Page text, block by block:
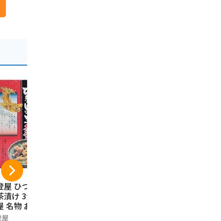
屋 ひつまぶしの
漬け 3食入り 名
名物 お土産 ひ
ぶし 茶漬けの素